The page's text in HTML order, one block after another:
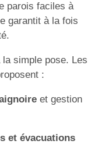
parois faciles à
garantit à la fois
la simple pose. Les
:
et gestion
et évacuations